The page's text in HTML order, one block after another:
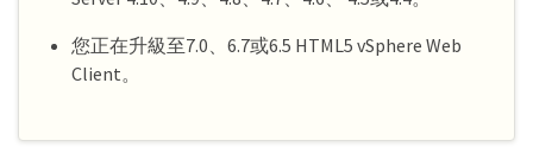
您正在升級至7.0、6.7或6.5 HTML5 vSphere Web
Client。